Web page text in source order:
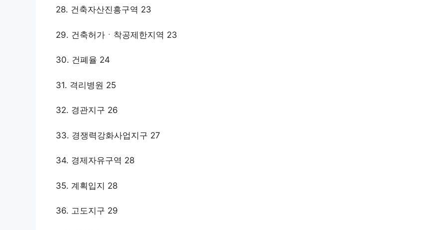
28. 건축자산진흥구역 23
29. 건축허가ㆍ착공제한지역 23
30. 건폐율 24
31. 격리병원 25
32. 경관지구 26
33. 경쟁력강화사업지구 27
34. 경제자유구역 28
35. 계획입지 28
36. 고도지구 29